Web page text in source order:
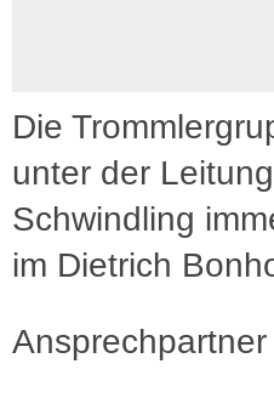
Die
unter der
Schwindling
im Dietrich